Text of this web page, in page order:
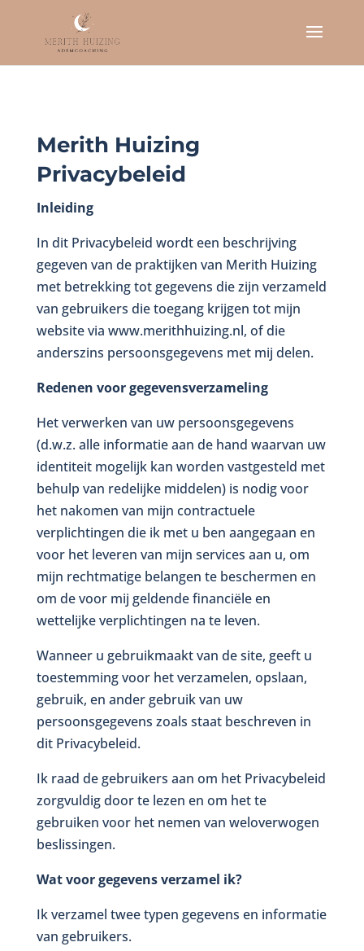
Merith Huizing
Privacybeleid
Inleiding
In dit Privacybeleid wordt een beschrijving
gegeven van de praktijken van Merith Huizing
met betrekking tot gegevens die zijn verzameld
van gebruikers die toegang krijgen tot mijn
website via www.merithhuizing.nl, of die
anderszins persoonsgegevens met mij delen.
Redenen voor gegevensverzameling
Het verwerken van uw persoonsgegevens
(d.w.z. alle informatie aan de hand waarvan uw
identiteit mogelijk kan worden vastgesteld met
behulp van redelijke middelen) is nodig voor
het nakomen van mijn contractuele
verplichtingen die ik met u ben aangegaan en
voor het leveren van mijn services aan u, om
mijn rechtmatige belangen te beschermen en
om de voor mij geldende financiële en
wettelijke verplichtingen na te leven.
Wanneer u gebruikmaakt van de site, geeft u
toestemming voor het verzamelen, opslaan,
gebruik, en ander gebruik van uw
persoonsgegevens zoals staat beschreven in
dit Privacybeleid.
Ik raad de gebruikers aan om het Privacybeleid
zorgvuldig door te lezen en om het te
gebruiken voor het nemen van weloverwogen
beslissingen.
Wat voor gegevens verzamel ik?
Ik verzamel twee typen gegevens en informatie
van gebruikers.